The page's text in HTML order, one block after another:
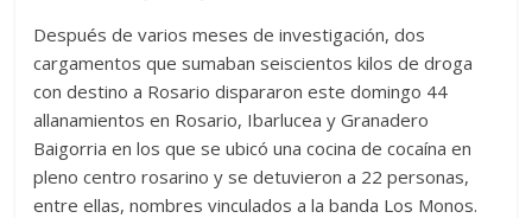
Después de varios meses de investigación, dos
cargamentos que sumaban seiscientos kilos de droga
con destino a Rosario dispararon este domingo 44
allanamientos en Rosario, Ibarlucea y Granadero
Baigorria en los que se ubicó una cocina de cocaína en
pleno centro rosarino y se detuvieron a 22 personas,
entre ellas, nombres vinculados a la banda Los Monos.